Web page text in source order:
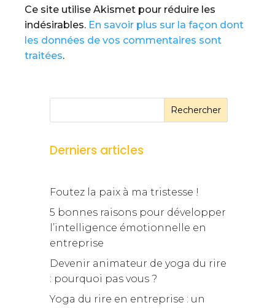
Ce site utilise Akismet pour réduire les
indésirables. En savoir plus sur la façon dont
les données de vos commentaires sont
traitées.
Rechercher
Derniers articles
Foutez la paix à ma tristesse !
5 bonnes raisons pour développer
l’intelligence émotionnelle en
entreprise
Devenir animateur de yoga du rire
: pourquoi pas vous ?
Yoga du rire en entreprise : un